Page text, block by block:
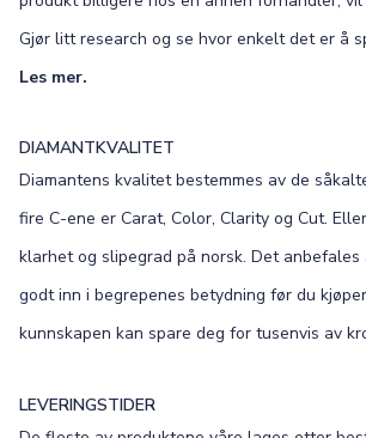
Gjør litt research og se hvor enkelt det er å
Les mer.
DIAMANTKVALITET
Diamantens kvalitet bestemmes av de
fire C-ene er Carat, Color, Clarity og Cut.
klarhet og slipegrad på norsk. Det
godt inn i begrepenes betydning før du
kunnskapen kan spare deg for tusenvis av
LEVERINGSTIDER